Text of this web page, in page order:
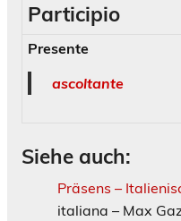
Participio
Presente
ascoltante
Siehe auch:
Präsens –
italiana – Max